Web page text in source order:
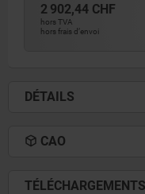
2 902,44 CHF
hors TVA
hors frais d’envoi
DÉTAILS
CAO
TÉLÉCHARGEMENTS